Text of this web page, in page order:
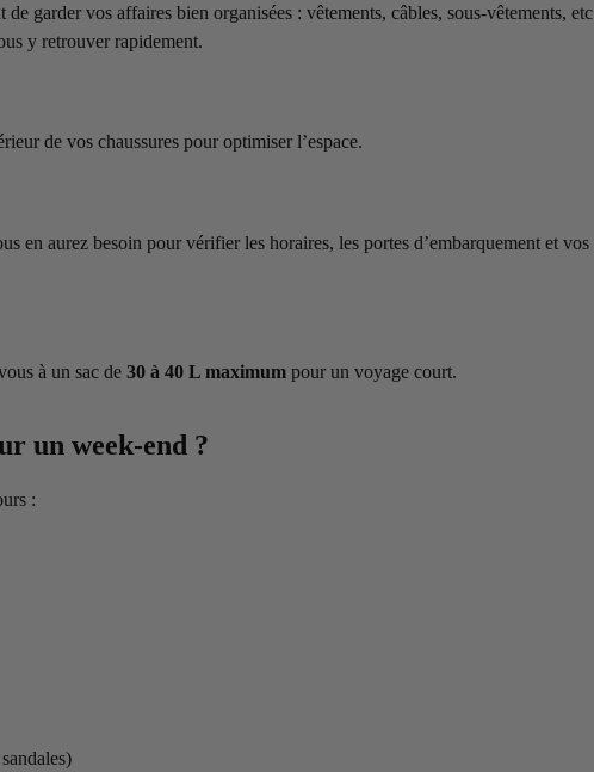
garder vos affaires bien organisées : vêtements, câbles, sous-vêtements,
y retrouver rapidement.
de vos chaussures pour optimiser l’espace.
en aurez besoin pour vérifier les horaires, les portes d’embarquement et
à un sac de 30 à 40 L maximum pour un voyage court.
un week-end ?
: